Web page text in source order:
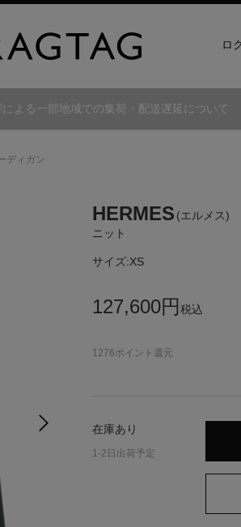
ロ
よる一部地域での集荷・配送遅延について
ディガン
HERMES (エルメス)
ニット
サイズ:XS
127,600円 税込
1276ポイント還元
在庫あり
1-2日出荷予定